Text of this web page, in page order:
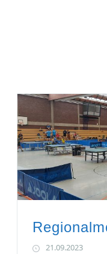
21.09.2023